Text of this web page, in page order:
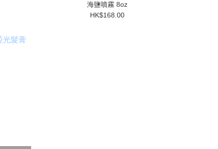
海鹽噴霧 8oz
HK$168.00